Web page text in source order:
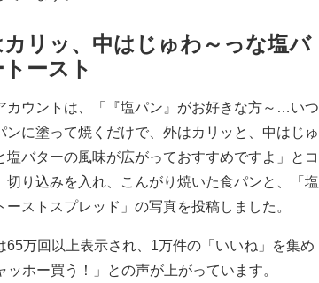
リッ、中はじゅわ～っな塩バ
ースト
ウントは、「『塩パン』がお好きな方～…いつ
ンに塗って焼くだけで、外はカリッと、中はじゅ
塩バターの風味が広がっておすすめですよ」とコ
切り込みを入れ、こんがり焼いた食パンと、「塩
ーストスプレッド」の写真を投稿しました。
万回以上表示され、1万件の「いいね」を集め
ホー買う！」との声が上がっています。